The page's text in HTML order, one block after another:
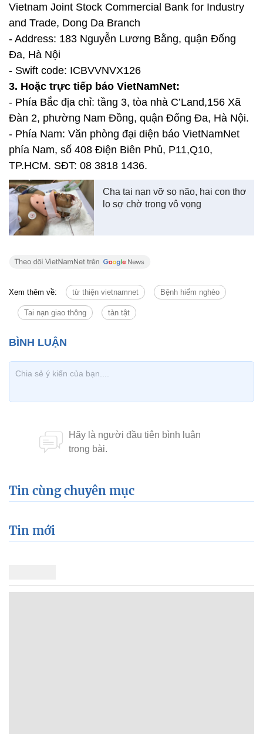
Vietnam Joint Stock Commercial Bank for Industry
and Trade, Dong Da Branch
- Address: 183 Nguyễn Lương Bằng, quận Đống
Đa, Hà Nội
- Swift code: ICBVVNVX126
3. Hoặc trực tiếp báo VietNamNet:
- Phía Bắc địa chỉ: tầng 3, tòa nhà C’Land,156 Xã
Đàn 2, phường Nam Đồng, quận Đống Đa, Hà Nội.
- Phía Nam: Văn phòng đại diện báo VietNamNet
phía Nam, số 408 Điện Biên Phủ, P11,Q10,
TP.HCM. SĐT: 08 3818 1436.
Cha tai nạn vỡ sọ não, hai con thơ
lo sợ chờ trong vô vọng
Xem thêm về: từ thiện vietnamnet Bệnh hiểm nghèo
Tai nạn giao thông tàn tật
Tin cùng chuyên mục
Tin mới